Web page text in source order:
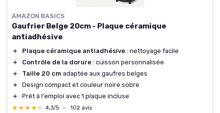
AMAZON BASICS
Gaufrier Belge 20cm - Plaque céramique
antiadhésive
＋ Plaque céramique antiadhésive : nettoyage facile
＋
Contrôle de la dorure : cuisson personnalisée
＋
Taille 20 cm adaptée aux gaufres belges
＋
Design compact et couleur noire sobre
＋
Prêt à l'emploi avec 1 plaque incluse
★★★★★
★★★★★ 4,3/5 — 102 avis